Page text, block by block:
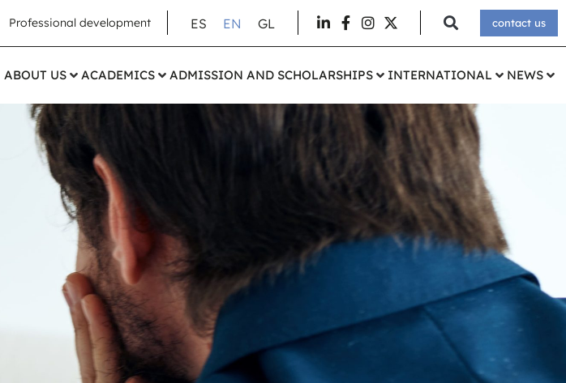
Professional development ES EN GL contact us
ABOUT US ACADEMICS ADMISSION AND SCHOLARSHIPS INTERNATIONAL NEWS